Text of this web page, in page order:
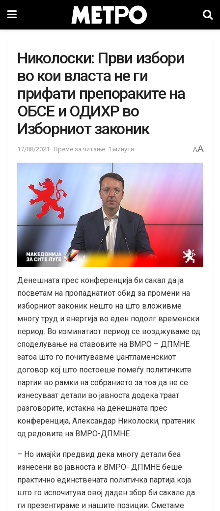
Николоски: Први избори
во кои власта не ги
прифати препораките на
ОБСЕ и ОДИХР во
Изборниот законик
17/08/2021 Време за читање: 1 минути AA
Денешната прес конференција би сакал да ја
посветам на пропаднатиот обид за промени на
изборниот законик нешто на што вложивме
многу труд и енергија во еден подолг временски
период. Во изминатиот период се возджуваме од
споделување на ставовите на ВМРО – ДПМНЕ
затоа што го почитувавме џантламенскиот
договор кој што постоеше помеѓу политичките
партии во рамки на собранието за тоа да не се
изнесуваат детали во јавноста додека траат
разговорите, истакна на денешната прес
конференција, Александар Николоски, пратеник
од редовите на ВМРО-ДПМНЕ.
– Но имајќи предвид дека многу детали беа
изнесени во јавноста и ВМРО- ДПМНЕ беше
практично единствената политичка партија која
што го испочитува овој даден збор би сакале да
ги презентираме и нашите позиции. Сметаме